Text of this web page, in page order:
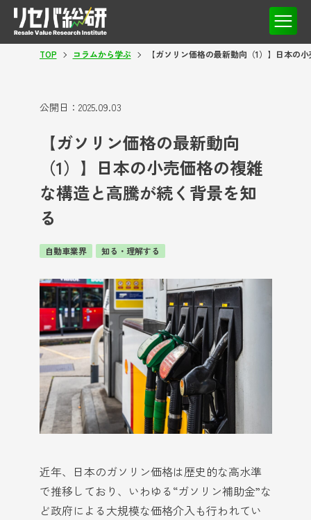
TOP コラムから学ぶ 【ガソリン価格の最新動向（1）】日本の
公開日： 2025.09.03
【ガソリン価格の最新動向
（1）】日本の小売価格の複雑
な構造と高騰が続く背景を知
る
自動車業界 知る・理解する
近年、日本のガソリン価格は歴史的な高水準
で推移しており、いわゆる“ガソリン補助金”な
ど政府による大規模な価格介入も行われてい